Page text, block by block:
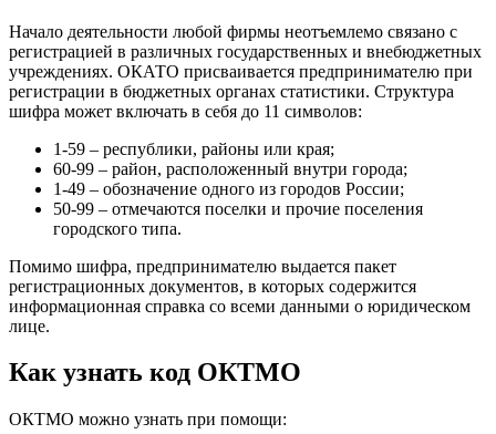
Начало деятельности любой фирмы неотъемлемо связано с
регистрацией в различных государственных и внебюджетных
учреждениях. ОКАТО присваивается предпринимателю при
регистрации в бюджетных органах статистики. Структура
шифра может включать в себя до 11 символов:
1-59 – республики, районы или края;
60-99 – район, расположенный внутри города;
1-49 – обозначение одного из городов России;
50-99 – отмечаются поселки и прочие поселения
городского типа.
Помимо шифра, предпринимателю выдается пакет
регистрационных документов, в которых содержится
информационная справка со всеми данными о юридическом
лице.
Как узнать код ОКТМО
ОКТМО можно узнать при помощи: